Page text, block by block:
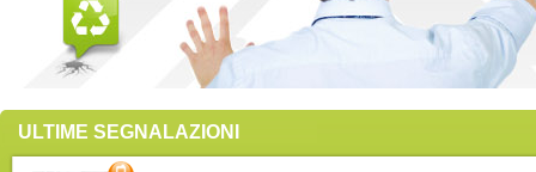
ULTIME SEGNALAZIONI